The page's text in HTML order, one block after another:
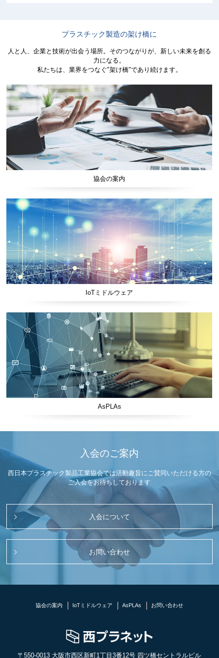
プラスチック製造の架け橋に
人と人、企業と技術が出会う場所。そのつながりが、新しい未来を創る
力になる。
私たちは、業界をつなぐ"架け橋"であり続けます。
協会の案内
IoTミドルウェア
AsPLAs
入会のご案内
西日本プラスチック製品工業協会では活動趣旨にご賛同いただける方の
ご入会をお待ちしております
入会について
お問い合わせ
協会の案内 IoTミドルウェア AsPLAs お問い合わせ
〒550-0013 大阪市西区新町1丁目3番12号 四ツ橋セントラルビル